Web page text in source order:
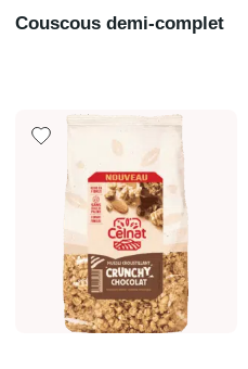
Couscous demi-complet